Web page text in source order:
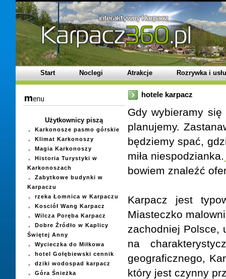
Start Noclegi Atrakcje Rozrywka i
Użytkownicy piszą
Karkonosze pasmo górskie
Klimat Karkonoszy
Magia Karkonoszy
Historia Turystyki w
Karkonoszach
Zabytkowe budynki w
Karpaczu
rzeka Łomnica w Karpaczu
Kosciół Wang Karpacz
Wilcza Poręba Karpacz
Dobre Źródło w Kaplicy
Świętej Anny
Wycieczka do Miłkowa
hotel Gołębiewski cennik
dziki wodospad karpacz
Góra Śnieżka
hotele karpacz
Gdy wybieramy się
planujemy.
będziemy spać,
miła niespodzianka.
bowiem znaleźć
Karpacz jest
Miasteczko
zachodniej Polsce,
na
geograficznego,
który jest czynny